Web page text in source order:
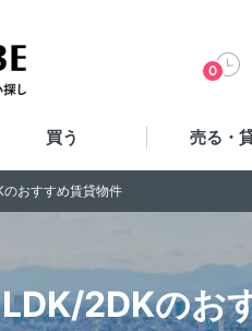
0
買う 売る・
2DKのお
おすすめ賃貸物件